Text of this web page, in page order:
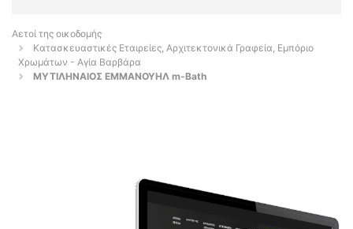
Αετοί της οικοδομής
Κατασκευαστικές Εταιρείες, Αρχιτεκτονικά Γραφεία, Εμπόριο
Χρωμάτων - Αγία Βαρβάρα
ΜΥΤΙΛΗΝΑΙΟΣ ΕΜΜΑΝΟΥΗΛ m-Bath